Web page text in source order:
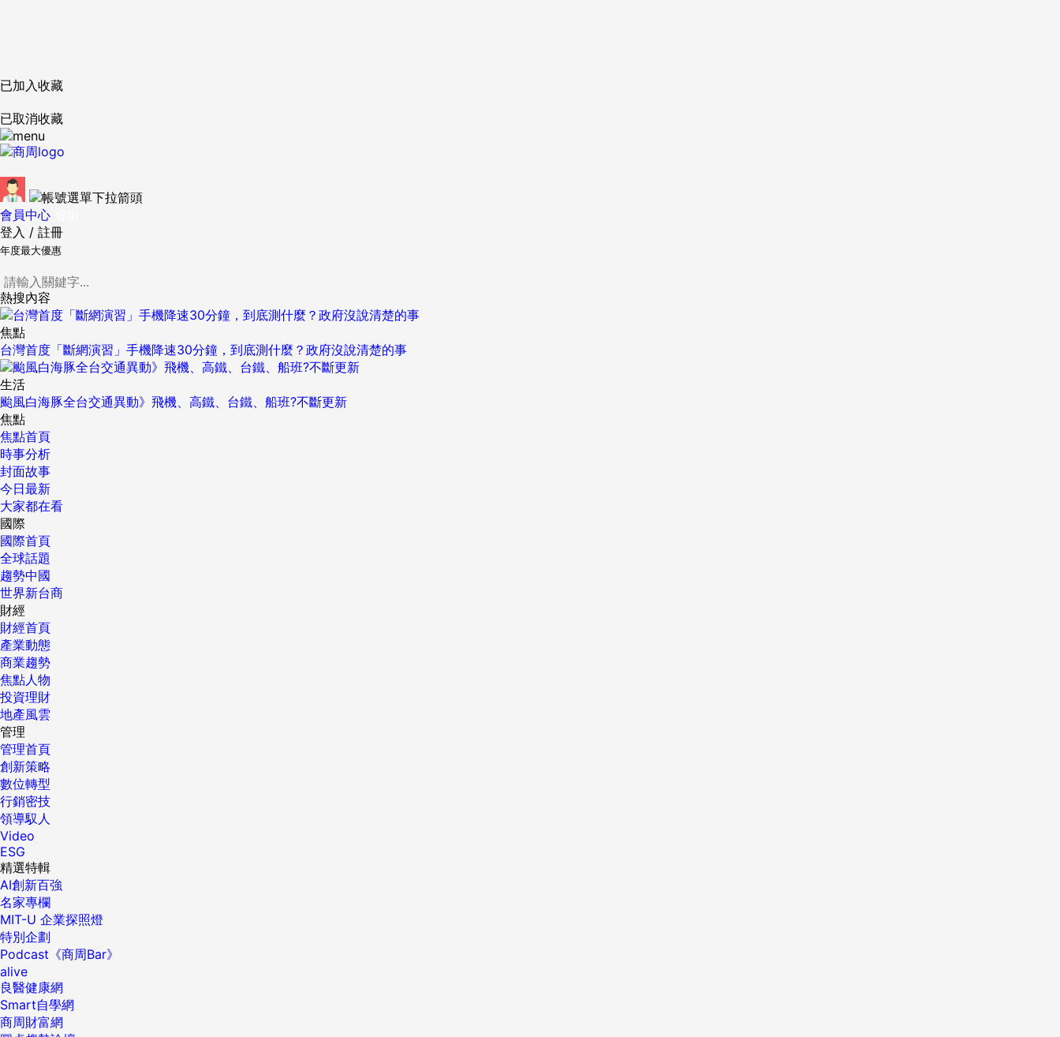
已加入收藏
已取消收藏
會員中心
登入 / 註冊
年度最大優惠
熱搜內容
焦點
台灣首度「斷網演習」手機降速30分鐘，到底測什麼？政府沒說清楚的事
生活
颱風白海豚全台交通異動》飛機、高鐵、台鐵、船班?不斷更新
焦點
焦點首頁
時事分析
封面故事
今日最新
大家都在看
國際
國際首頁
全球話題
趨勢中國
世界新台商
財經
財經首頁
產業動態
商業趨勢
焦點人物
投資理財
地產風雲
管理
管理首頁
創新策略
數位轉型
行銷密技
領導馭人
Video
ESG
精選特輯
AI創新百強
名家專欄
MIT-U 企業探照燈
特別企劃
Podcast《商周Bar》
alive
良醫健康網
Smart自學網
商周財富網